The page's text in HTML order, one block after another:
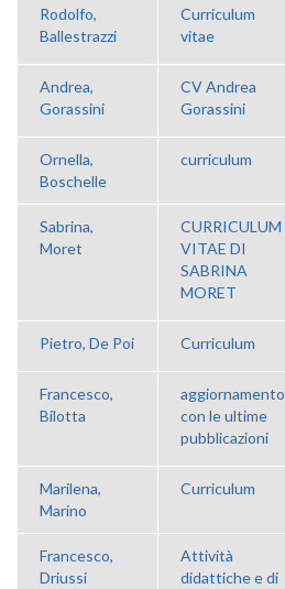
Rodolfo,
Ballestrazzi
Curriculum
vitae
Andrea,
Gorassini
CV Andrea
Gorassini
Ornella,
Boschelle
curriculum
Sabrina,
Moret
CURRICULUM
VITAE DI
SABRINA
MORET
Pietro, De Poi Curriculum
Francesco,
Bilotta
aggiornamento
con le ultime
pubblicazioni
Marilena,
Marino
Curriculum
Francesco,
Driussi
Attività
didattiche e di